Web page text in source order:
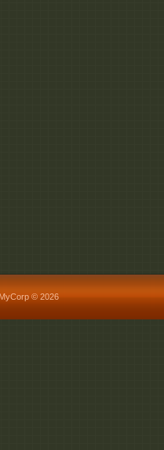
© 2026